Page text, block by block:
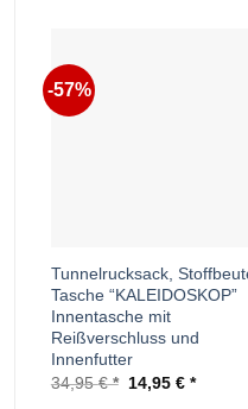
-57%
Tunnelrucksack,
Tasche “KALEIDOSKOP”
Innentasche mit
Reißverschluss und
Innenfutter
34,95€
Ursprünglicher
14,95€